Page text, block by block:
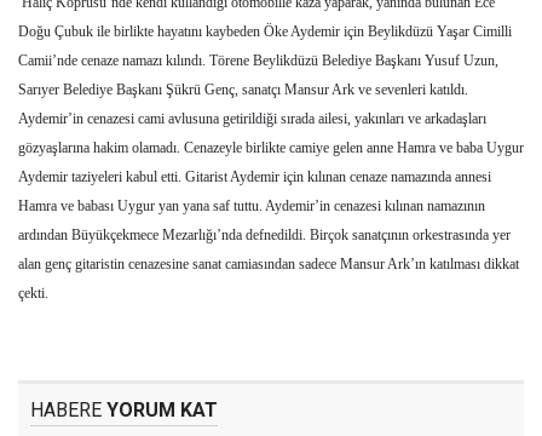
Doğu Çubuk ile birlikte hayatını kaybeden Öke Aydemir için Beylikdüzü Yaşar Cimilli
Camii’nde cenaze namazı kılındı. Törene Beylikdüzü Belediye Başkanı Yusuf Uzun,
Sarıyer Belediye Başkanı Şükrü Genç, sanatçı Mansur Ark ve sevenleri katıldı.
Aydemir’in cenazesi cami avlusuna getirildiği sırada ailesi, yakınları ve arkadaşları
gözyaşlarına hakim olamadı. Cenazeyle birlikte camiye gelen anne Hamra ve baba Uygur
Aydemir taziyeleri kabul etti. Gitarist Aydemir için kılınan cenaze namazında annesi
Hamra ve babası Uygur yan yana saf tuttu. Aydemir’in cenazesi kılınan namazının
ardından Büyükçekmece Mezarlığı’nda defnedildi. Birçok sanatçının orkestrasında yer
alan genç gitaristin cenazesine sanat camiasından sadece Mansur Ark’ın katılması dikkat
çekti.
HABERE YORUM KAT